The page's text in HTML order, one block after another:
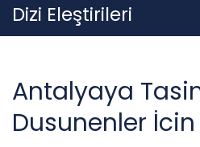
Skip
to
Dizi Eleştirileri
Antalyaya
Dusunenler